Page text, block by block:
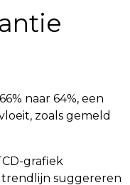
naar 64%, een
zoals gemeld
grafiek
trendlijn suggereren